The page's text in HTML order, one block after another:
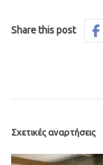
Share this post
Σχετικές αναρτήσεις